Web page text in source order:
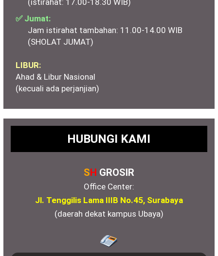
✅ Jumat:
Jam istirahat tambahan: 11.00-14.00 WIB
(SHOLAT JUMAT)
LIBUR:
Ahad & Libur Nasional
(kecuali ada perjanjian)
HUBUNGI KAMI
SH GROSIR
Office Center:
Jl. Tenggilis Lama IIIB No.45, Surabaya
(daerah dekat kampus Ubaya)